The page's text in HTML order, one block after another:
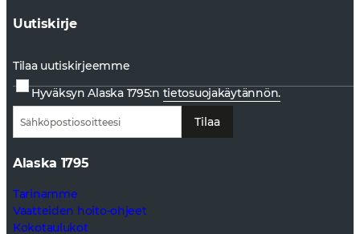
Uutiskirje
Tilaa uutiskirjeemme
Hyväksyn Alaska 1795:n tietosuojakäytännön.
Tilaa
Alaska 1795
Tarinamme
Vaatteiden hoito-ohjeet
Kokotaulukot